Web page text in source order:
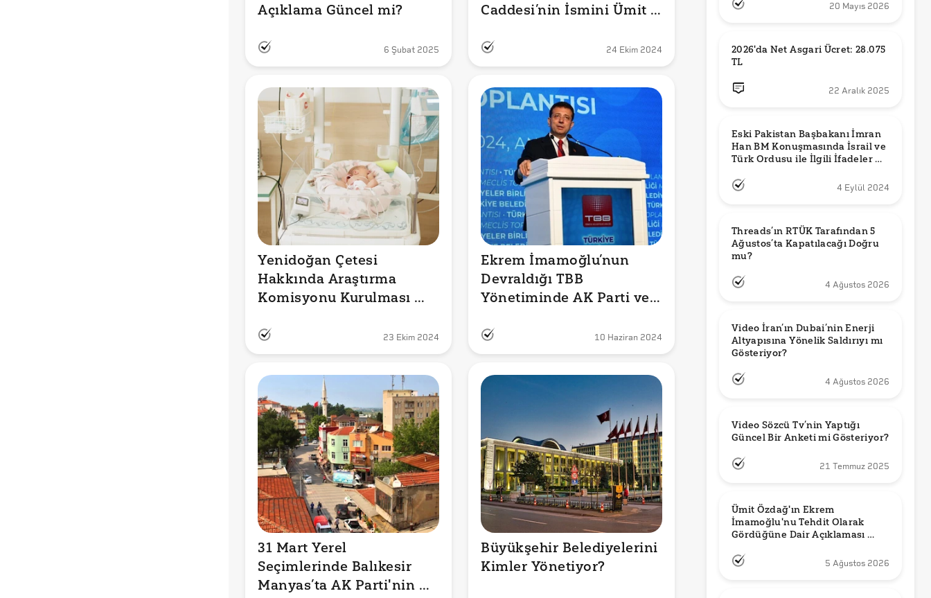
Açıklama Güncel mi?
6 Şubat 2025
Caddesi’nin İsmini Ümit
Değiştirdiği İddiası Doğru
mu?
24 Ekim 2024
Yenidoğan Çetesi
Hakkında Araştırma
Komisyonu Kurulması
MHP Oylarıyla
Reddedildiği İddiası
Doğru mu?
23 Ekim 2024
Ekrem İmamoğlu’nun
Devraldığı TBB
Yönetiminde AK Parti ve
Partilerden Üye Var
mıydı?
10 Haziran 2024
31 Mart Yerel
Seçimlerinde Balıkesir
Manyas’ta AK Parti'nin
Büyükşehir Belediyelerini
Kimler Yönetiyor?
20 Mayıs 2026
2026'da Net Asgari Ücret: 28.075
TL
22 Aralık 2025
Eski Pakistan Başbakanı İmran
Han BM Konuşmasında İsrail ve
Türk Ordusu ile İlgili İfadeler mi
4 Eylül 2024
Threads’ın RTÜK Tarafından 5
Ağustos’ta Kapatılacağı Doğru
mu?
4 Ağustos 2026
Video İran’ın Dubai’nin Enerji
Altyapısına Yönelik Saldırıyı mı
Gösteriyor?
4 Ağustos 2026
Video Sözcü Tv’nin Yaptığı
Güncel Bir Anketi mi Gösteriyor?
21 Temmuz 2025
Ümit Özdağ'ın Ekrem
İmamoğlu'nu Tehdit Olarak
Gördüğüne Dair Açıklaması
5 Ağustos 2026